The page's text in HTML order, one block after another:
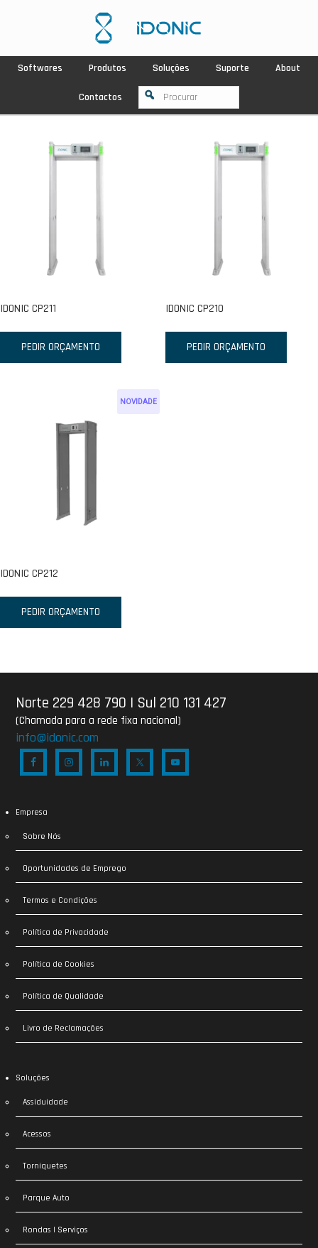
Softwares Produtos Soluções Suporte About
Contactos
IDONIC CP211
PEDIR ORÇAMENTO
IDONIC CP210
PEDIR ORÇAMENTO
NOVIDADE
IDONIC CP212
PEDIR ORÇAMENTO
Norte 229 428 790 | Sul 210 131 427
(Chamada para a rede fixa nacional)
info@idonic.com
Empresa
Sobre Nós
Oportunidades de Emprego
Termos e Condições
Política de Privacidade
Política de Cookies
Política de Qualidade
Livro de Reclamações
Soluções
Assiduidade
Acessos
Torniquetes
Parque Auto
Rondas | Serviços